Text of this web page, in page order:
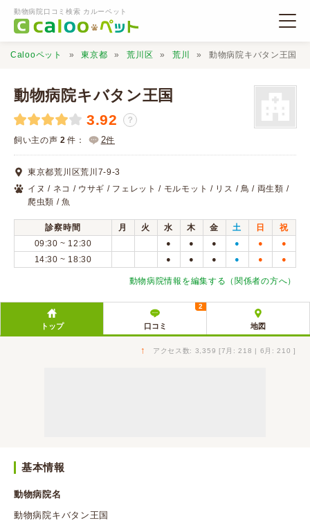
動物病院口コミ検索 カルーペット
動物病院検索
口コミ検索
Calooペットとは？
口コミ投稿
Calooペット 東京都 荒川区 荒川 動物病院キバタン王国
動物病院キバタン王国
3.92 ？
飼い主の声 2 件： 2件
東京都荒川区荒川7-9-3
イヌ / ネコ / ウサギ / フェレット / モルモット / リス / 鳥 / 両生類 /
爬虫類 / 魚
診察時間 月 火 水 木 金 土 日
祝
09:30 ~ 12:30
● ● ● ● ● ●
14:30 ~ 18:30 ● ● ● ● ● ●
動物病院情報を編集する（関係者の方へ）
トップ 口コミ
2
地図
↑ アクセス数: 3,359 [7月: 218 | 6月: 210 ]
基本情報
動物病院名
動物病院キバタン王国